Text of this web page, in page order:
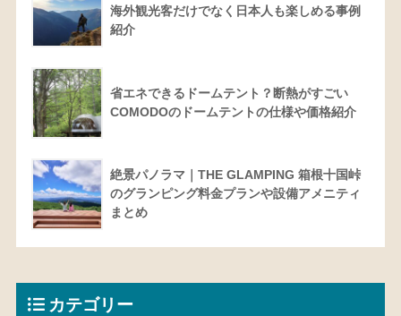
海外観光客だけでなく日本人も楽しめる事例
紹介
省エネできるドームテント？断熱がすごい
COMODOのドームテントの仕様や価格紹介
絶景パノラマ｜THE GLAMPING 箱根十国峠
のグランピング料金プランや設備アメニティ
まとめ
カテゴリー